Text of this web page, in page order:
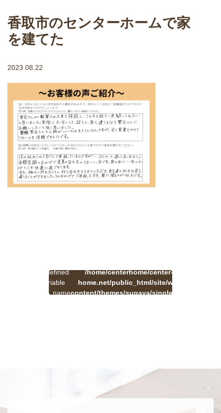
香取市のセンターホームで家
を建てた
2023.08.22
Undefined
variable
$cat_name
/home/centerhome/center-
home.net/public_html/site/wp-
content/themes/sugaya/single.php